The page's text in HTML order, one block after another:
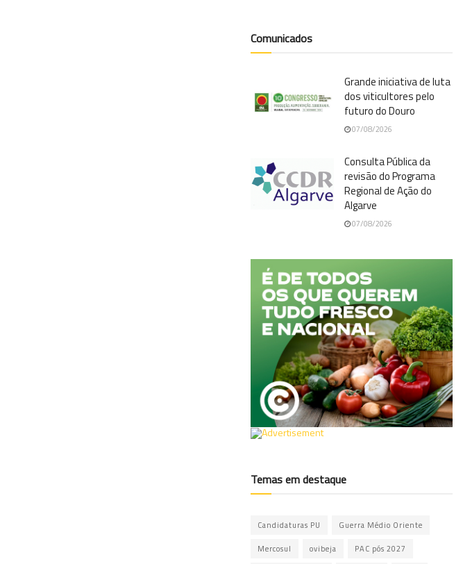
Comunicados
Grande iniciativa de luta
dos viticultores pelo
futuro do Douro
07/08/2026
Consulta Pública da
revisão do Programa
Regional de Ação do
Algarve
07/08/2026
Temas em destaque
Candidaturas PU Guerra Médio Oriente
Mercosul ovibeja PAC pós 2027